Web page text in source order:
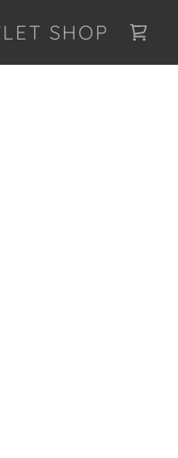
SHOP